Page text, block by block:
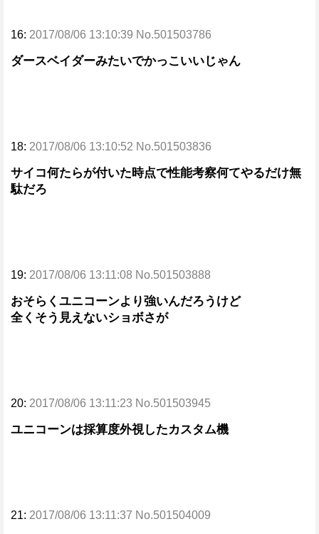
16: 2017/08/06 13:10:39 No.501503786
ダースベイダーみたいでかっこいいじゃん
18: 2017/08/06 13:10:52 No.501503836
サイコ何たらが付いた時点で性能考察何てやるだけ無
駄だろ
19: 2017/08/06 13:11:08 No.501503888
おそらくユニコーンより強いんだろうけど
全くそう見えないショボさが
20: 2017/08/06 13:11:23 No.501503945
ユニコーンは採算度外視したカスタム機
21: 2017/08/06 13:11:37 No.501504009